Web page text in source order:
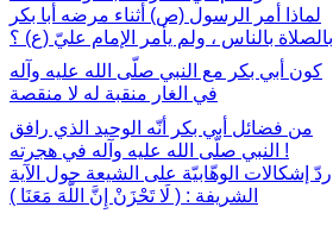
لماذا أمر الرسول (ص) أثناء مرضه أبا بكر
بالصلاة بالناس ، ولم يأمر الإمام عليّ (ع) ؟
كون أبي بكر مع النبي صلّى الله عليه وآله
في الغار منقبة له لا منقصة
من فضائل أبي بكر أنّه الوحيد الذي رافق
النبي صلّى الله عليه وآله في هجرته !
ردّ إشكالات الوهّابيّة على الشيعة حول الآية
الشريفة : ( لَا تَحْزَنْ إِنَّ اللَّهَ مَعَنَا )